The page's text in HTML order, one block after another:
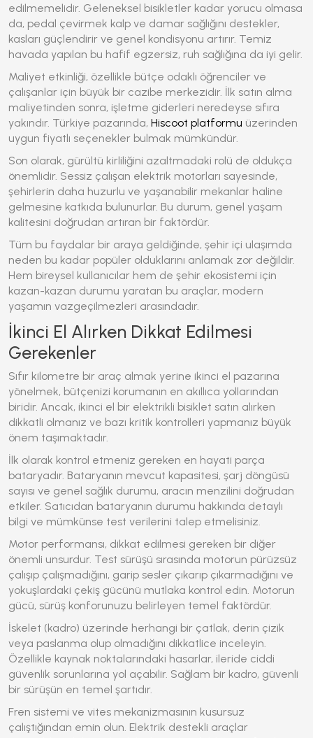
edilmemelidir. Geleneksel bisikletler kadar yorucu olmasa
da, pedal çevirmek kalp ve damar sağlığını destekler,
kasları güçlendirir ve genel kondisyonu artırır. Temiz
havada yapılan bu hafif egzersiz, ruh sağlığına da iyi gelir.
Maliyet etkinliği, özellikle bütçe odaklı öğrenciler ve
çalışanlar için büyük bir cazibe merkezidir. İlk satın alma
maliyetinden sonra, işletme giderleri neredeyse sıfıra
yakındır. Türkiye pazarında, Hiscoot platformu üzerinden
uygun fiyatlı seçenekler bulmak mümkündür.
Son olarak, gürültü kirliliğini azaltmadaki rolü de oldukça
önemlidir. Sessiz çalışan elektrik motorları sayesinde,
şehirlerin daha huzurlu ve yaşanabilir mekanlar haline
gelmesine katkıda bulunurlar. Bu durum, genel yaşam
kalitesini doğrudan artıran bir faktördür.
Tüm bu faydalar bir araya geldiğinde, şehir içi ulaşımda
neden bu kadar popüler olduklarını anlamak zor değildir.
Hem bireysel kullanıcılar hem de şehir ekosistemi için
kazan-kazan durumu yaratan bu araçlar, modern
yaşamın vazgeçilmezleri arasındadır.
İkinci El Alırken Dikkat Edilmesi
Gerekenler
Sıfır kilometre bir araç almak yerine ikinci el pazarına
yönelmek, bütçenizi korumanın en akıllıca yollarından
biridir. Ancak, ikinci el bir elektrikli bisiklet satın alırken
dikkatli olmanız ve bazı kritik kontrolleri yapmanız büyük
önem taşımaktadır.
İlk olarak kontrol etmeniz gereken en hayati parça
bataryadır. Bataryanın mevcut kapasitesi, şarj döngüsü
sayısı ve genel sağlık durumu, aracın menzilini doğrudan
etkiler. Satıcıdan bataryanın durumu hakkında detaylı
bilgi ve mümkünse test verilerini talep etmelisiniz.
Motor performansı, dikkat edilmesi gereken bir diğer
önemli unsurdur. Test sürüşü sırasında motorun pürüzsüz
çalışıp çalışmadığını, garip sesler çıkarıp çıkarmadığını ve
yokuşlardaki çekiş gücünü mutlaka kontrol edin. Motorun
gücü, sürüş konforunuzu belirleyen temel faktördür.
İskelet (kadro) üzerinde herhangi bir çatlak, derin çizik
veya paslanma olup olmadığını dikkatlice inceleyin.
Özellikle kaynak noktalarındaki hasarlar, ileride ciddi
güvenlik sorunlarına yol açabilir. Sağlam bir kadro, güvenli
bir sürüşün en temel şartıdır.
Fren sistemi ve vites mekanizmasının kusursuz
çalıştığından emin olun. Elektrik destekli araçlar